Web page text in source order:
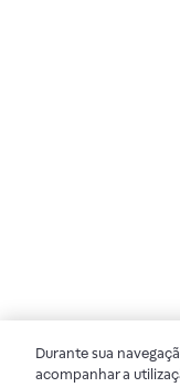
Durante sua
acompanhar a